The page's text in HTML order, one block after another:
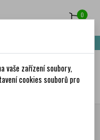
0
zdarma!
✦AI
60 tablet
vaše zařízení soubory,
cookies souborů pro